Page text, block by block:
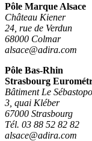
Pôle Marque Alsace
Château Kiener
24, rue de Verdun
68000 Colmar
alsace@adira.com
Pôle Bas-Rhin
Strasbourg
Bâtiment Le
3, quai Kléber
67000 Strasbourg
Tél. 03 88 52 82 82
alsace@adira.com